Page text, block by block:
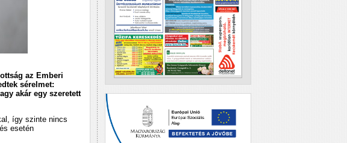
az Emberi
sérelmet:
akár egy szeretett
így szinte nincs
esetén